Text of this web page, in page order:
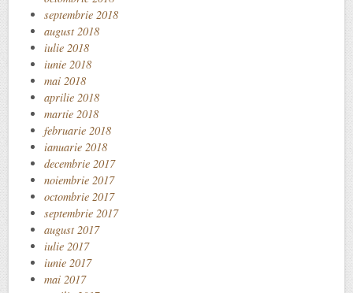
septembrie 2018
august 2018
iulie 2018
iunie 2018
mai 2018
aprilie 2018
martie 2018
februarie 2018
ianuarie 2018
decembrie 2017
noiembrie 2017
octombrie 2017
septembrie 2017
august 2017
iulie 2017
iunie 2017
mai 2017